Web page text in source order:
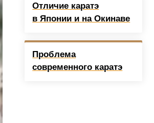
Отличие каратэ
в Японии и на Окинаве
Проблема
современного каратэ